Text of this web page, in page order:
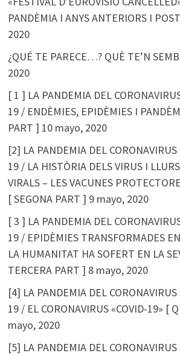
PANDÈMIA I ANYS ANTERIORS I
2020
¿QUÉ TE PARECE…? QUÈ TE’N
2020
[ 1 ] LA PANDEMIA DEL
19 / ENDÈMIES, EPIDÈMIES I
PART ] 10 mayo, 2020
[2] LA PANDEMIA DEL CORONAVIRUS
19 / LA HISTÒRIA DELS VIRUS I
VIRALS – LES VACUNES
[ SEGONA PART ] 9 mayo, 2020
[ 3 ] LA PANDEMIA DEL
19 / EPIDÈMIES TRANSFORMADES
LA HUMANITAT HA SOFERT EN LA
TERCERA PART ] 8 mayo, 2020
[4] LA PANDEMIA DEL CORONAVIRUS
19 / EL CORONAVIRUS «COVID-19» [
mayo, 2020
[5] LA PANDEMIA DEL CORONAVIRUS